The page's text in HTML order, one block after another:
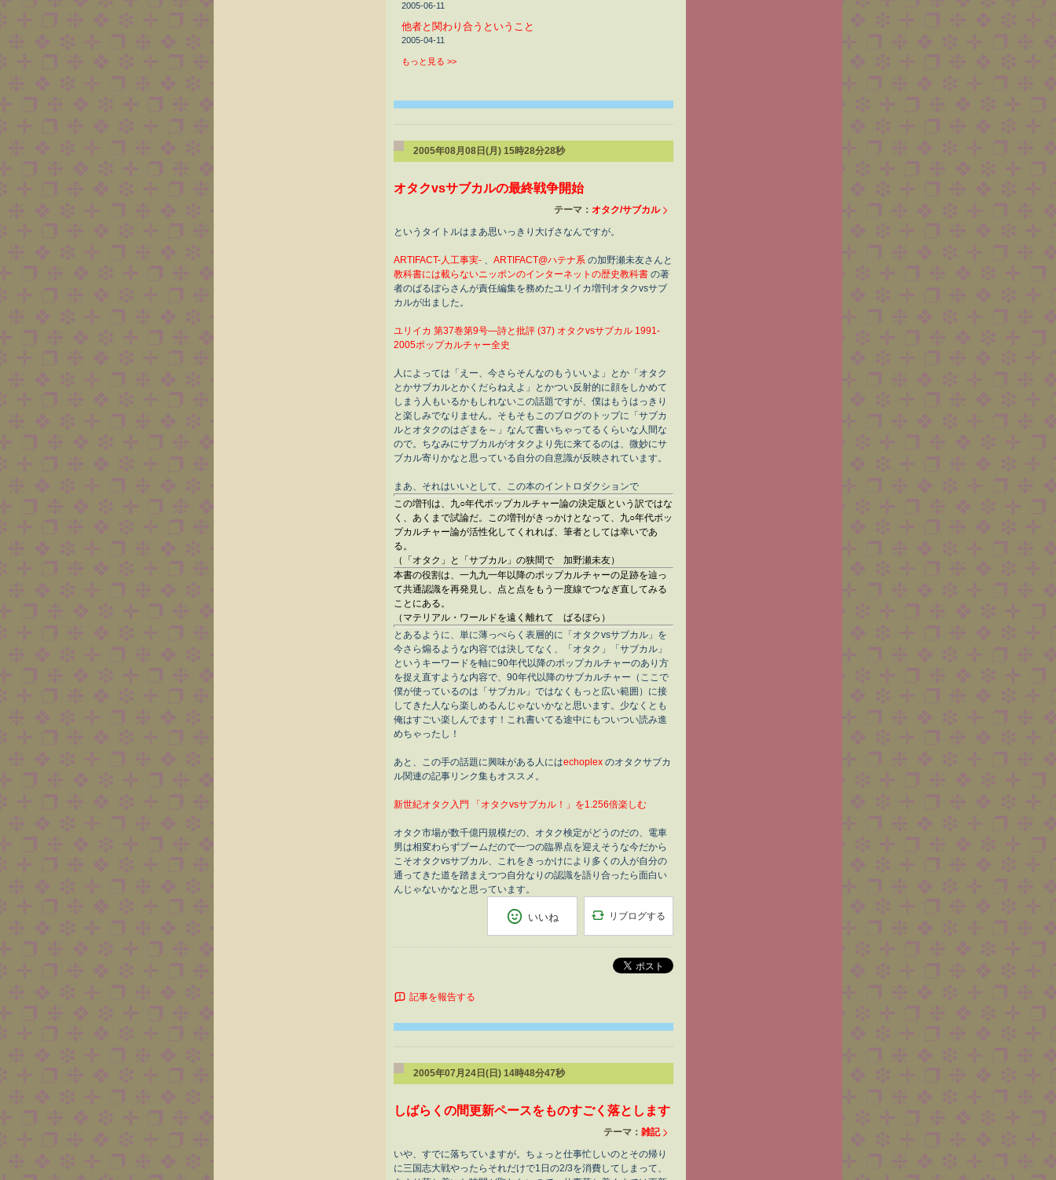
2005-06-11
他者と関わり合うということ
2005-04-11
もっと見る >>
2005年08月08日(月) 15時28分28秒
オタクvsサブカルの最終戦争開始
テーマ：オタク/サブカル
というタイトルはまあ思いっきり大げさなんですが。
ARTIFACT-人工事実- 、 ARTIFACT@ハテナ系 の加野瀬未友さんと
教科書には載らないニッポンのインターネットの歴史教科書 の著
者のばるぼらさんが責任編集を務めたユリイカ増刊オタクvsサブ
カルが出ました。
ユリイカ 第37巻第9号―詩と批評 (37) オタクvsサブカル 1991-
2005ポップカルチャー全史
人によっては「えー、今さらそんなのもういいよ」とか「オタク
とかサブカルとかくだらねえよ」とかつい反射的に顔をしかめて
しまう人もいるかもしれないこの話題ですが、僕はもうはっきり
と楽しみでなりません。そもそもこのブログのトップに「サブカ
ルとオタクのはざまを～」なんて書いちゃってるくらいな人間な
ので。ちなみにサブカルがオタクより先に来てるのは、微妙にサ
ブカル寄りかなと思っている自分の自意識が反映されています。
まあ、それはいいとして、この本のイントロダクションで
この増刊は、九○年代ポップカルチャー論の決定版という訳ではな
く、あくまで試論だ。この増刊がきっかけとなって、九○年代ポッ
プカルチャー論が活性化してくれれば、筆者としては幸いであ
る。
（「オタク」と「サブカル」の狭間で 加野瀬未友）
本書の役割は、一九九一年以降のポップカルチャーの足跡を辿っ
て共通認識を再発見し、点と点をもう一度線でつなぎ直してみる
ことにある。
（マテリアル・ワールドを遠く離れて ばるぼら）
とあるように、単に薄っぺらく表層的に「オタクvsサブカル」を
今さら煽るような内容では決してなく、「オタク」「サブカル」
というキーワードを軸に90年代以降のポップカルチャーのあり方
を捉え直すような内容で、90年代以降のサブカルチャー（ここで
僕が使っているのは「サブカル」ではなくもっと広い範囲）に接
してきた人なら楽しめるんじゃないかなと思います。少なくとも
俺はすごい楽しんでます！これ書いてる途中にもついつい読み進
めちゃったし！
あと、この手の話題に興味がある人にはechoplex のオタクサブカ
ル関連の記事リンク集もオススメ。
新世紀オタク入門 「オタクvsサブカル！」を1.256倍楽しむ
オタク市場が数千億円規模だの、オタク検定がどうのだの、電車
男は相変わらずブームだので一つの臨界点を迎えそうな今だから
こそオタクvsサブカル、これをきっかけにより多くの人が自分の
通ってきた道を踏まえつつ自分なりの認識を語り合ったら面白い
んじゃないかなと思っています。
いいね リブログする
ポスト
記事を報告する
2005年07月24日(日) 14時48分47秒
しばらくの間更新ペースをものすごく落とします
テーマ：雑記
いや、すでに落ちていますが。ちょっと仕事忙しいのとその帰り
に三国志大戦やったらそれだけで1日の2/3を消費してしまって、